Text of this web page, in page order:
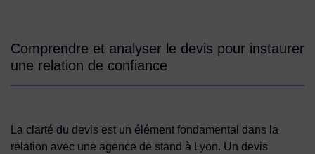
Comprendre et analyser le devis pour instaurer
une relation de confiance
La clarté du devis est un élément fondamental dans la
relation avec une agence de stand à Lyon. Un devis